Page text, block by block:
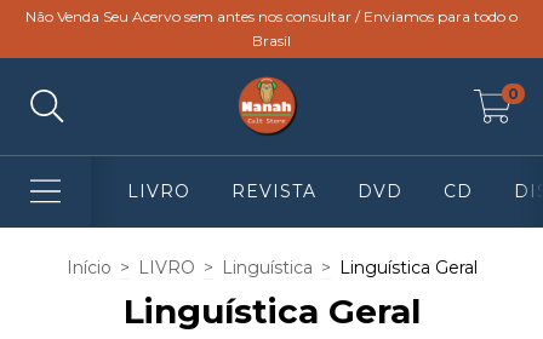
Não Venda Seu Acervo sem antes nos consultar / Enviamos para todo o
Brasil
0
LIVRO REVISTA DVD CD
Início > LIVRO > Linguística > Linguística Geral
Linguística Geral